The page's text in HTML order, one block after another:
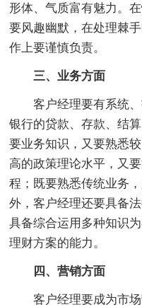
形体、气质富有魅力。
要风趣幽默，在处理棘
作上要谨慎负责。
三、业务方面
客户经理要有系统、
银行的贷款、存款、结
要业务知识，又要熟悉
高的政策理论水平，又
程；既要熟悉传统业务
外，客户经理还要具备
具备综合运用多种知识
理财方案的能力。
四、营销方面
客户经理要成为市场